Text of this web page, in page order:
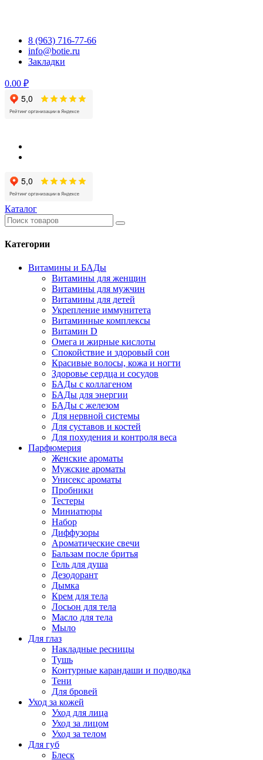
8 (963) 716-77-66
info@botie.ru
Закладки
0.00 ₽
Каталог
Категории
Витамины и БАДы
Витамины для женщин
Витамины для мужчин
Витамины для детей
Укрепление иммунитета
Витаминные комплексы
Витамин D
Омега и жирные кислоты
Спокойствие и здоровый сон
Красивые волосы, кожа и ногти
Здоровье сердца и сосудов
БАДы с коллагеном
БАДы для энергии
БАДы с железом
Для нервной системы
Для суставов и костей
Для похудения и контроля веса
Парфюмерия
Женские ароматы
Мужские ароматы
Унисекс ароматы
Пробники
Тестеры
Миниатюры
Набор
Диффузоры
Ароматические свечи
Бальзам после бритья
Гель для душа
Дезодорант
Дымка
Крем для тела
Лосьон для тела
Масло для тела
Мыло
Для глаз
Накладные ресницы
Тушь
Контурные карандаши и подводка
Тени
Для бровей
Уход за кожей
Уход для лица
Уход за лицом
Уход за телом
Для губ
Блеск